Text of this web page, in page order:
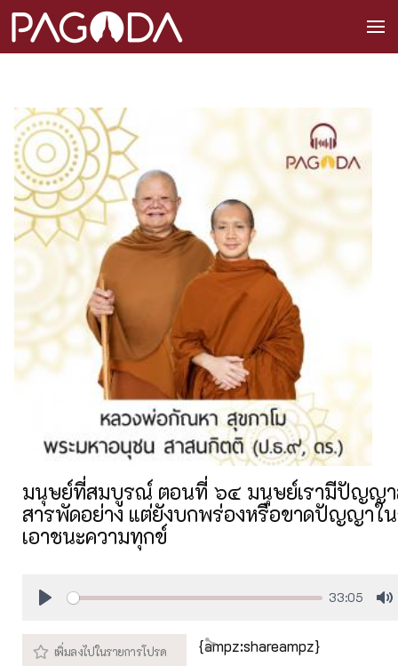
มนุษย์ที่สมบูรณ์ ตอนที่ ๖๔ มนุษย์เรามีปัญญา
สารพัดอย่าง แต่ยังบกพร่องหรือขาดปัญญาใ
เอาชนะความทุกข์
33:05
{ampz:shareampz}